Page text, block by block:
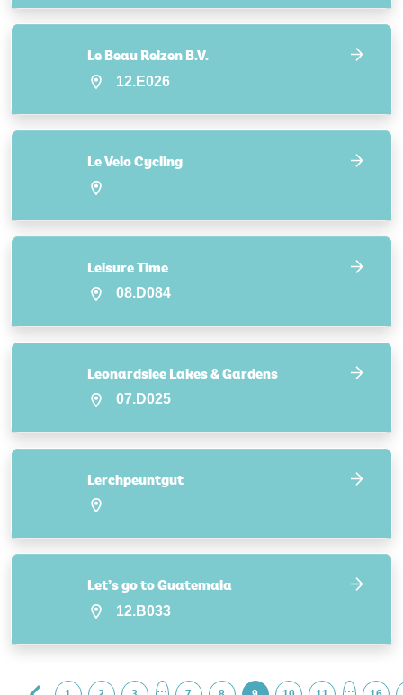
Le Beau Reizen B.V.
12.E026
Le Velo Cycling
Leisure Time
08.D084
Leonardslee Lakes & Gardens
07.D025
Lerchpeuntgut
Let’s go to Guatemala
12.B033
… …